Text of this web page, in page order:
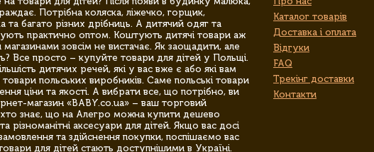
Потрібна коляска, ліжечко, горщик,
та багато різних дрібниць. А дитячий одяг та
практично оптом. Коштують дитячі товари аж
зовсім не вистачає. Як заощадити, але
Все просто – купуйте товари для дітей у Польщі.
дитячих речей, які у вас вже є або які вам
польських виробників. Саме польські товари
ціни та якості. А вибрати все, що потрібно, ви
магазин «BABY.co.ua» – ваш торговий
знає, що на Алегро можна купити дешево
різноманітні аксесуари для дітей. Якщо вас досі
та здійснення покупки, поспішаємо вас
для дітей стають доступнішими в Україні.
Каталог товарів
Доставка і оплата
Відгуки
FAQ
Трекінг доставки
Контакти